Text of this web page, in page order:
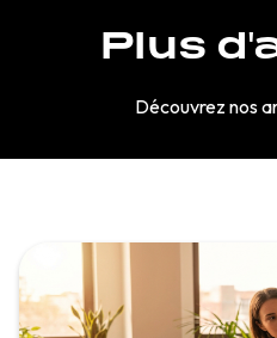
Plus
Découvrez nos